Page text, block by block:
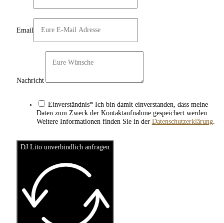
Email
Nachricht
Einverständnis* Ich bin damit einverstanden, dass meine
Daten zum Zweck der Kontaktaufnahme gespeichert werden.
Weitere Informationen finden Sie in der Datenschutzerklärung.
DJ Lito unverbindlich anfragen